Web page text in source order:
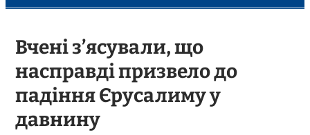
Вчені з’ясували, що
насправді призвело до
падіння Єрусалиму у
давнину